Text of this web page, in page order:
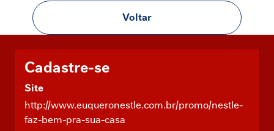
Voltar
Cadastre-se
Site
http://www.euqueronestle.com.br/promo/nestle-
faz-bem-pra-sua-casa